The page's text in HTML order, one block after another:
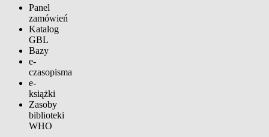
Panel
zamówień
Katalog
GBL
Bazy
e-
czasopisma
e-
książki
Zasoby
biblioteki
WHO